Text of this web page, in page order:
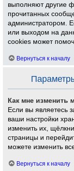
выполняют другие
прочитанных
администратором.
или выходом на
cookies может
Вернуться к началу
Как мне изменить
Если вы являетесь
ваши настройки
изменить их,
страницы и
можете изменить
Вернуться к началу